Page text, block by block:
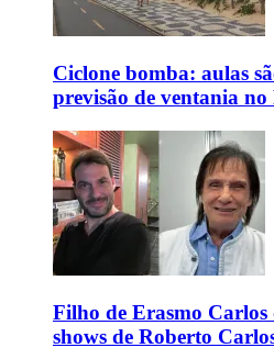
Ciclone bomba: aulas
previsão de ventania no
Filho de Erasmo
shows de Roberto